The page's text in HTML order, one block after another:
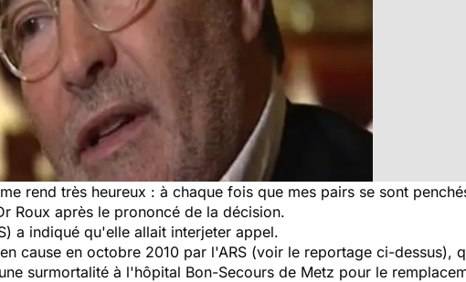
rend très heureux : à chaque fois que mes pairs se sont
Roux après le prononcé de la décision.
a indiqué qu'elle allait interjeter appel.
cause en octobre 2010 par l'ARS (voir le reportage ci-dessus),
surmortalité à l'hôpital Bon-Secours de Metz pour le